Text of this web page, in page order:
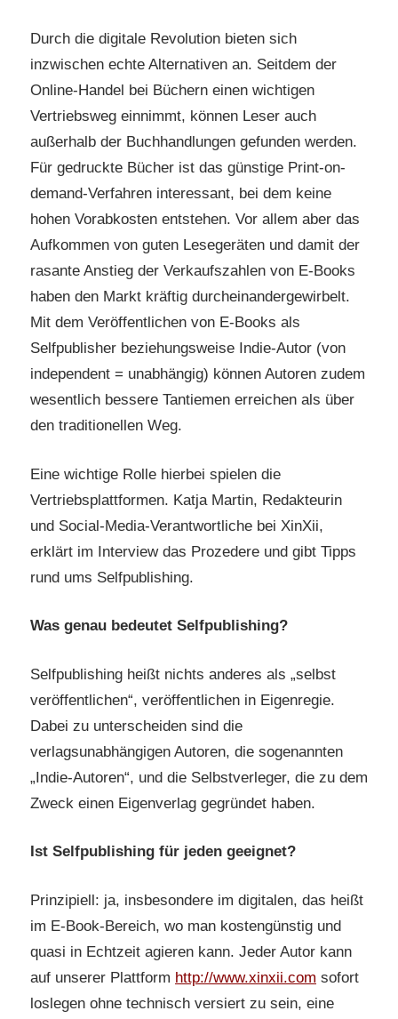
Durch die digitale Revolution bieten sich
inzwischen echte Alternativen an. Seitdem der
Online-Handel bei Büchern einen wichtigen
Vertriebsweg einnimmt, können Leser auch
außerhalb der Buchhandlungen gefunden werden.
Für gedruckte Bücher ist das günstige Print-on-
demand-Verfahren interessant, bei dem keine
hohen Vorabkosten entstehen. Vor allem aber das
Aufkommen von guten Lesegeräten und damit der
rasante Anstieg der Verkaufszahlen von E-Books
haben den Markt kräftig durcheinandergewirbelt.
Mit dem Veröffentlichen von E-Books als
Selfpublisher beziehungsweise Indie-Autor (von
independent = unabhängig) können Autoren zudem
wesentlich bessere Tantiemen erreichen als über
den traditionellen Weg.
Eine wichtige Rolle hierbei spielen die
Vertriebsplattformen. Katja Martin, Redakteurin
und Social-Media-Verantwortliche bei XinXii,
erklärt im Interview das Prozedere und gibt Tipps
rund ums Selfpublishing.
Was genau bedeutet Selfpublishing?
Selfpublishing heißt nichts anderes als „selbst
veröffentlichen“, veröffentlichen in Eigenregie.
Dabei zu unterscheiden sind die
verlagsunabhängigen Autoren, die sogenannten
„Indie-Autoren“, und die Selbstverleger, die zu dem
Zweck einen Eigenverlag gegründet haben.
Ist Selfpublishing für jeden geeignet?
Prinzipiell: ja, insbesondere im digitalen, das heißt
im E-Book-Bereich, wo man kostengünstig und
quasi in Echtzeit agieren kann. Jeder Autor kann
auf unserer Plattform http://www.xinxii.com sofort
loslegen ohne technisch versiert zu sein, eine